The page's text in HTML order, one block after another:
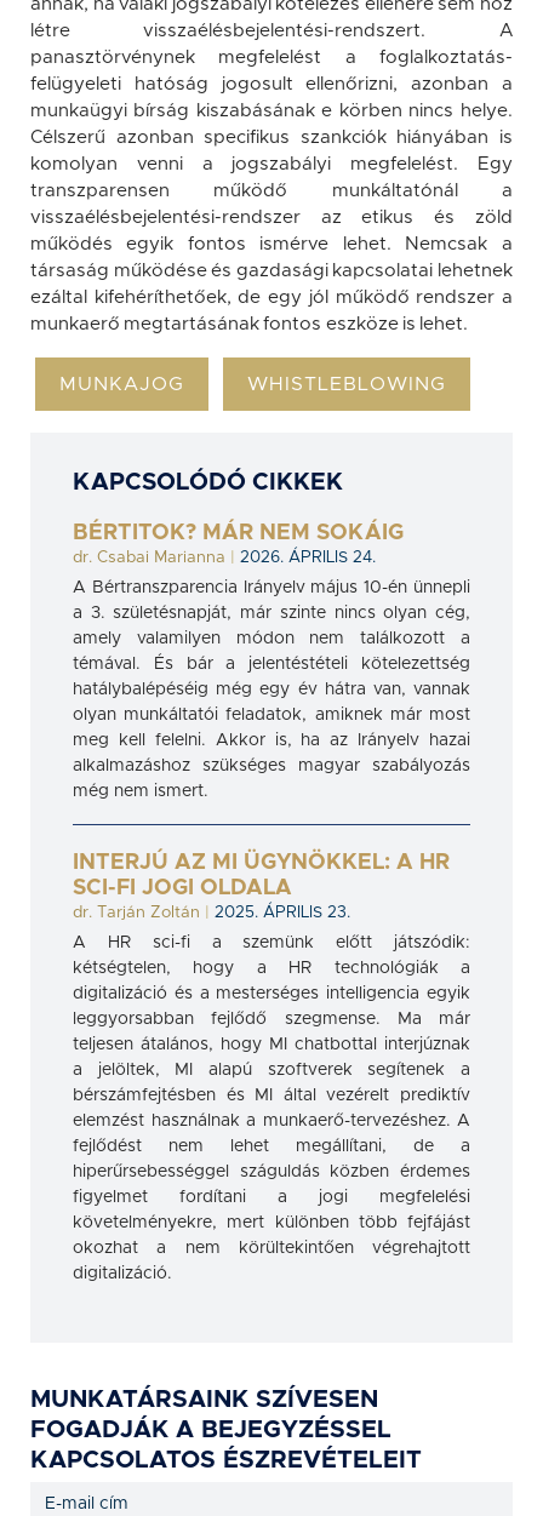
annak, ha valaki jogszabályi kötelezés ellenére sem hoz
létre visszaélésbejelentési-rendszert. A
panasztörvénynek megfelelést a foglalkoztatás-
felügyeleti hatóság jogosult ellenőrizni, azonban a
munkaügyi bírság kiszabásának e körben nincs helye.
Célszerű azonban specifikus szankciók hiányában is
komolyan venni a jogszabályi megfelelést. Egy
transzparensen működő munkáltatónál a
visszaélésbejelentési-rendszer az etikus és zöld
működés egyik fontos ismérve lehet. Nemcsak a
társaság működése és gazdasági kapcsolatai lehetnek
ezáltal kifehéríthetőek, de egy jól működő rendszer a
munkaerő megtartásának fontos eszköze is lehet.
MUNKAJOG WHISTLEBLOWING
KAPCSOLÓDÓ CIKKEK
BÉRTITOK? MÁR NEM SOKÁIG
dr. Csabai Marianna
2026. ÁPRILIS 24.
A Bértranszparencia Irányelv május 10-én ünnepli
a 3. születésnapját, már szinte nincs olyan cég,
amely valamilyen módon nem találkozott a
témával. És bár a jelentéstételi kötelezettség
hatálybalépéséig még egy év hátra van, vannak
olyan munkáltatói feladatok, amiknek már most
meg kell felelni. Akkor is, ha az Irányelv hazai
alkalmazáshoz szükséges magyar szabályozás
még nem ismert.
INTERJÚ AZ MI ÜGYNÖKKEL: A HR
SCI-FI JOGI OLDALA
dr. Tarján Zoltán
2025. ÁPRILIS 23.
A HR sci-fi a szemünk előtt játszódik:
kétségtelen, hogy a HR technológiák a
digitalizáció és a mesterséges intelligencia egyik
leggyorsabban fejlődő szegmense. Ma már
teljesen átalános, hogy MI chatbottal interjúznak
a jelöltek, MI alapú szoftverek segítenek a
bérszámfejtésben és MI által vezérelt prediktív
elemzést használnak a munkaerő-tervezéshez. A
fejlődést nem lehet megállítani, de a
hiperűrsebességgel száguldás közben érdemes
figyelmet fordítani a jogi megfelelési
követelményekre, mert különben több fejfájást
okozhat a nem körültekintően végrehajtott
digitalizáció.
MUNKATÁRSAINK SZÍVESEN
FOGADJÁK A BEJEGYZÉSSEL
KAPCSOLATOS ÉSZREVÉTELEIT